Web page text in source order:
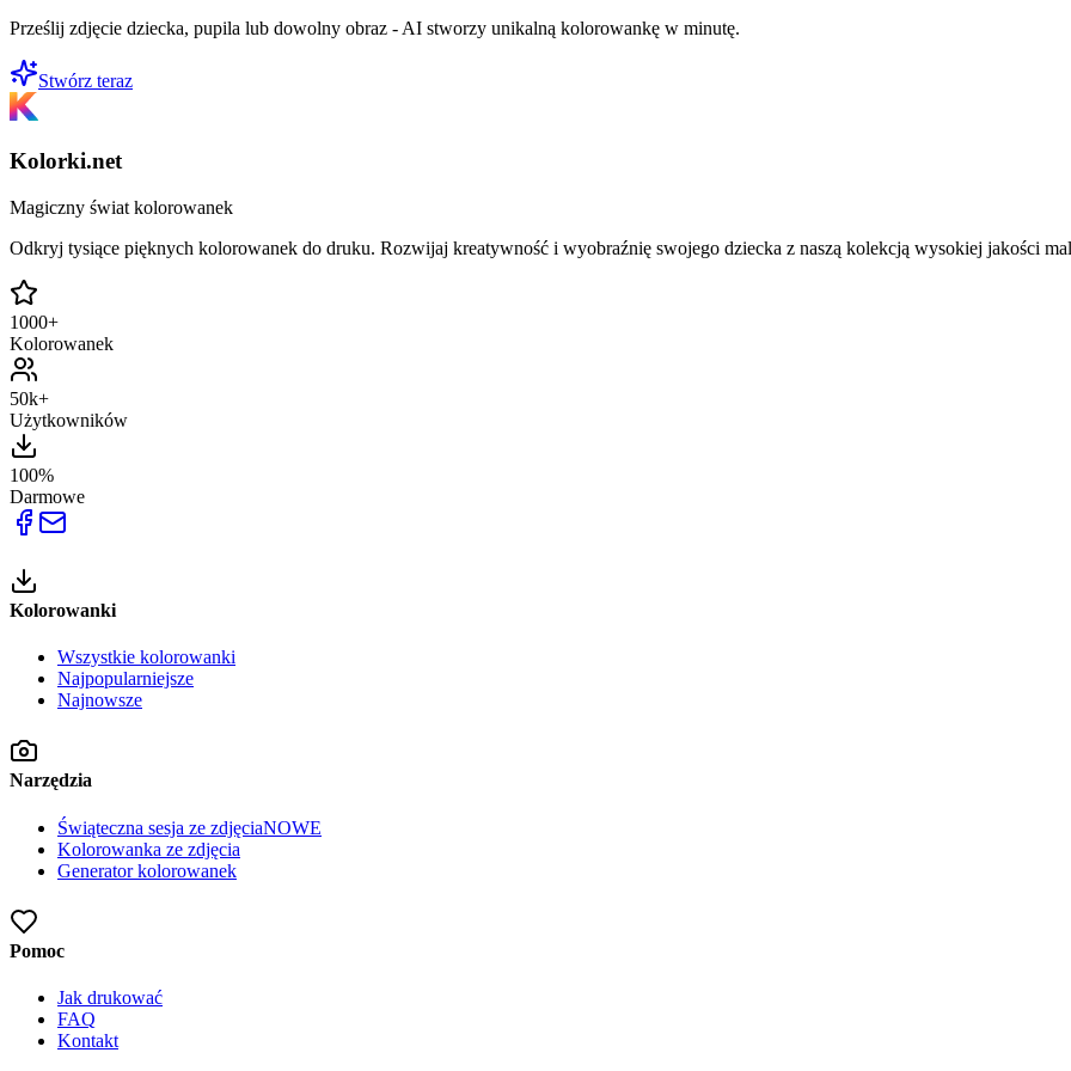
Prześlij zdjęcie dziecka, pupila lub dowolny obraz - AI stworzy unikalną kolorowankę w minutę.
Stwórz teraz
Kolorki.net
Magiczny świat kolorowanek
Odkryj tysiące pięknych kolorowanek do druku. Rozwijaj kreatywność i wyobraźnię swojego dziecka z naszą kolekcją wysokiej jakości
1000+
Kolorowanek
50k+
Użytkowników
100%
Darmowe
Kolorowanki
Wszystkie kolorowanki
Najpopularniejsze
Najnowsze
Narzędzia
Świąteczna sesja ze zdjęciaNOWE
Kolorowanka ze zdjęcia
Generator kolorowanek
Pomoc
Jak drukować
FAQ
Kontakt